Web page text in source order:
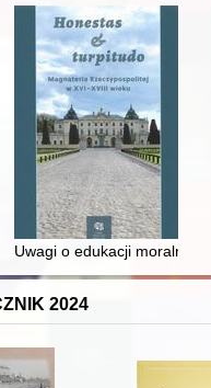
od średniowiecza do
Uwagi o edukacji moralnej
2024